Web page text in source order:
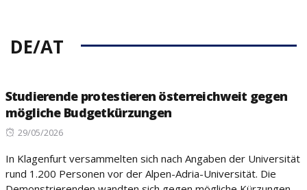
DE/AT
Studierende protestieren österreichweit gegen
mögliche Budgetkürzungen
Posted
29/05/2026
In Klagenfurt versammelten sich nach Angaben der Universität
rund 1.200 Personen vor der Alpen-Adria-Universität. Die